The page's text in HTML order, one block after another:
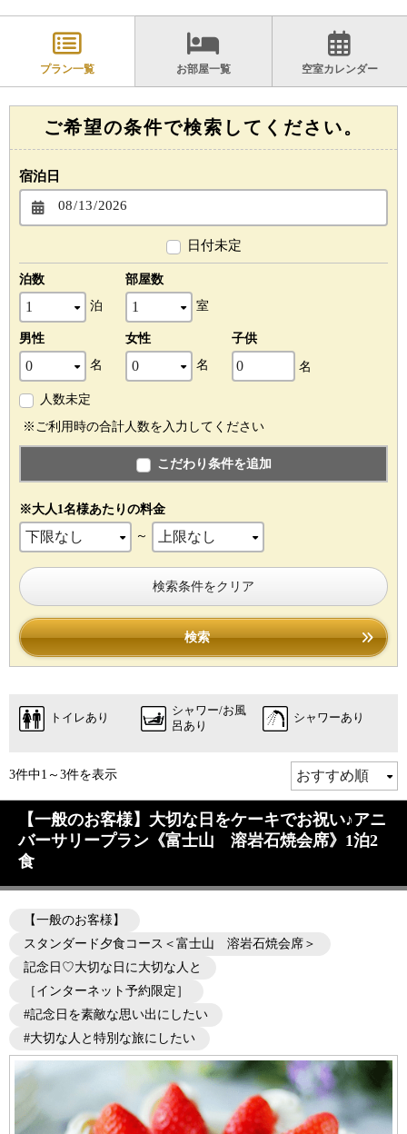
プラン一覧 お部屋一覧 空室カレンダー
ご希望の条件で検索してください。
宿泊日
日付未定
泊数
泊
部屋数
室
男性
名
女性
名
子供
名
人数未定
※ご利用時の合計人数を入力してください
こだわり条件を追加
※大人1名様あたりの料金
～
検索条件をクリア
検索
トイレあり
シャワー/お風
呂あり
シャワーあり
3件中1～3件を表示
【一般のお客様】大切な日をケーキでお祝い♪アニ
バーサリープラン《富士山 溶岩石焼会席》1泊2
食
【一般のお客様】
スタンダード夕食コース＜富士山 溶岩石焼会席＞
記念日♡大切な日に大切な人と
［インターネット予約限定］
#記念日を素敵な思い出にしたい
#大切な人と特別な旅にしたい